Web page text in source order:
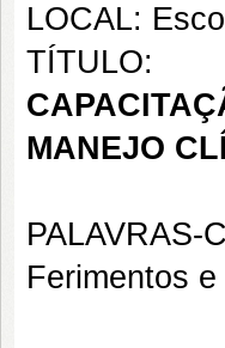
LOCAL:
TÍTULO:
MANEJO
PALAVRAS-
Ferimentos